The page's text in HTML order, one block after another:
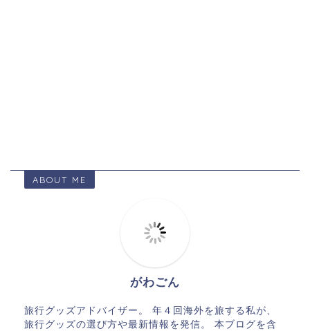
ABOUT ME
がわごん
旅行グッズアドバイザー。 年４回海外を旅する私が、
旅行グッズの選び方や最新情報を発信。 本ブログを含